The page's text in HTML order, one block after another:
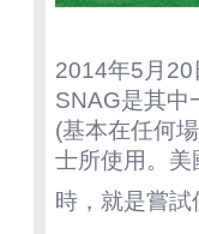
2014年5月20
SNAG是其中
(基本在任何
士所使用。美
時，就是嘗